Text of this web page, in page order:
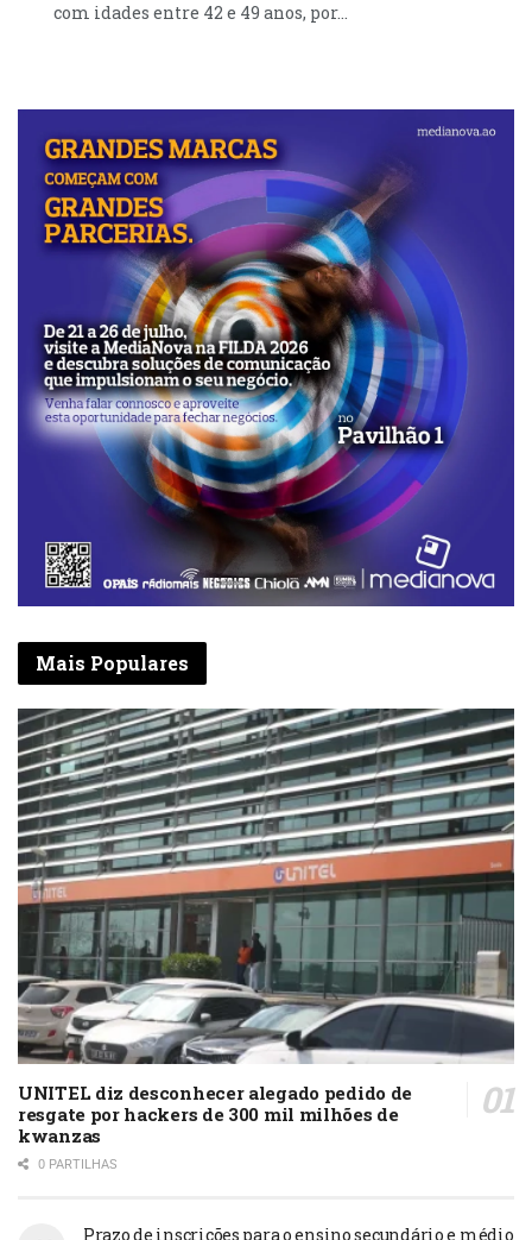
com idades entre 42 e 49 anos, por...
Mais Populares
UNITEL diz desconhecer alegado pedido de
resgate por hackers de 300 mil milhões de
kwanzas
0 PARTILHAS
Prazo de inscrições para o ensino secundário e médio